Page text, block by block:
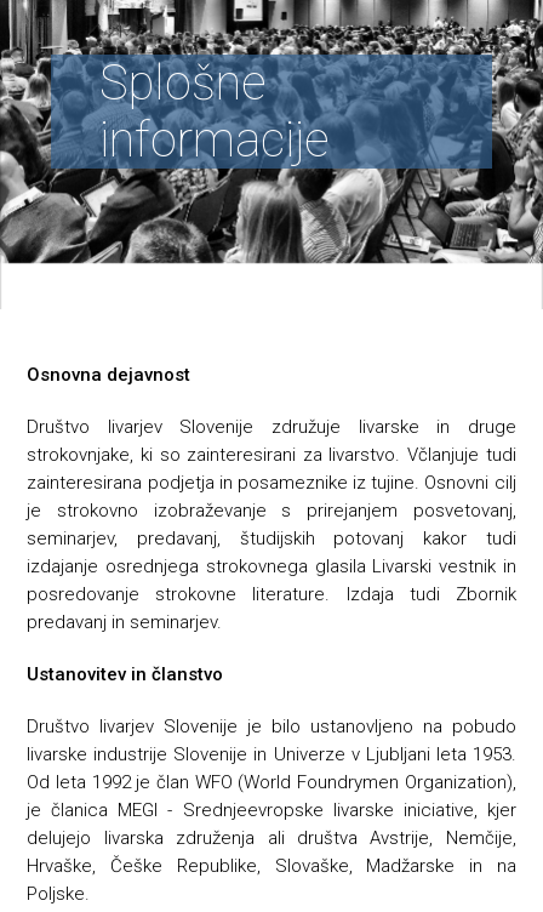
Splošne
informacije
Osnovna dejavnost
Društvo livarjev Slovenije združuje livarske in druge
strokovnjake, ki so zainteresirani za livarstvo. Včlanjuje tudi
zainteresirana podjetja in posameznike iz tujine. Osnovni cilj
je strokovno izobraževanje s prirejanjem posvetovanj,
seminarjev, predavanj, študijskih potovanj kakor tudi
izdajanje osrednjega strokovnega glasila Livarski vestnik in
posredovanje strokovne literature. Izdaja tudi Zbornik
predavanj in seminarjev.
Ustanovitev in članstvo
Društvo livarjev Slovenije je bilo ustanovljeno na pobudo
livarske industrije Slovenije in Univerze v Ljubljani leta 1953.
Od leta 1992 je član WFO (World Foundrymen Organization),
je članica MEGI - Srednjeevropske livarske iniciative, kjer
delujejo livarska združenja ali društva Avstrije, Nemčije,
Hrvaške, Češke Republike, Slovaške, Madžarske in na
Poljske.